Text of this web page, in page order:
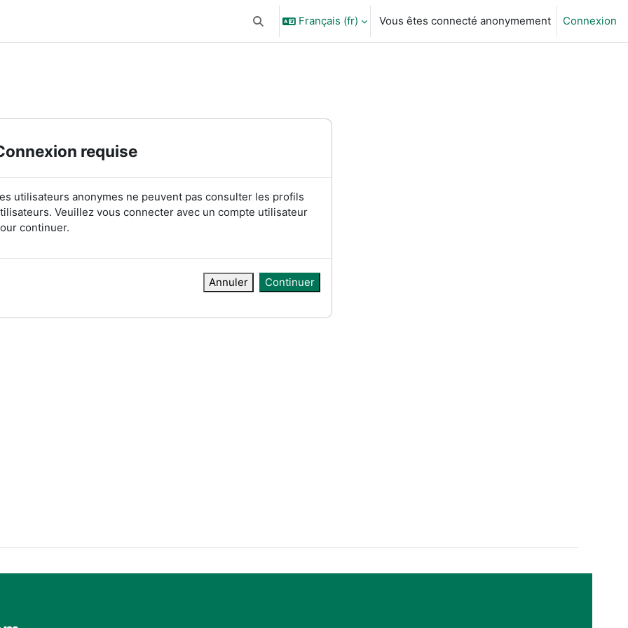
Activer/désactiver la saisie de recherche
Français ‎(fr)‎ Vous êtes connecté anonymement Connexion
requise
utilisateurs anonymes ne peuvent pas consulter les profils
Veuillez vous connecter avec un compte utilisateur
continuer.
Annuler Continuer